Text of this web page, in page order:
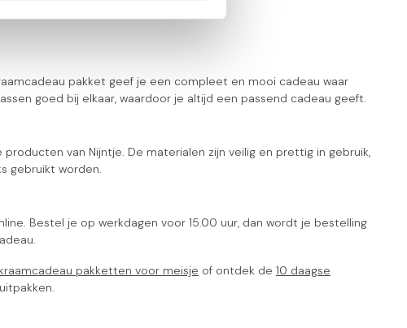
pakket geef je een compleet en mooi cadeau waar
goed bij elkaar, waardoor je altijd een passend cadeau geeft.
van Nijntje. De materialen zijn veilig en prettig in gebruik,
gebruikt worden.
Bestel je op werkdagen voor 15.00 uur, dan wordt je bestelling
kraamcadeau pakketten voor meisje of ontdek de 10 daagse